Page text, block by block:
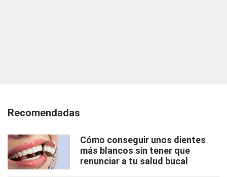
Recomendadas
Cómo conseguir unos dientes
más blancos sin tener que
renunciar a tu salud bucal